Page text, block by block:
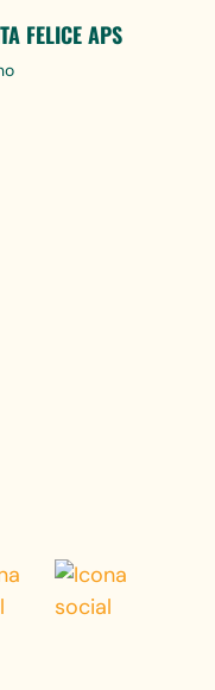
FELICE APS